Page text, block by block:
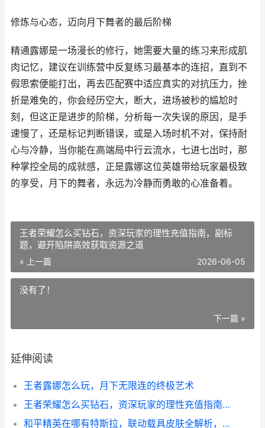
修炼与心态，迈向月下舞者的最后阶梯
精通露娜是一场漫长的修行，她需要大量的练习来形成肌
肉记忆，建议在训练营中反复练习最基本的连招，直到不
假思索便能打出，再去匹配赛中适应真实的对抗压力，挫
折是难免的，你会经历空大，断大，进场被秒的尴尬时
刻，但这正是进步的阶梯，分析每一次失误的原因，是手
速慢了，还是标记判断错误，或是入场时机不对，保持耐
心与冷静，当你能在高端局中行云流水，七进七出时，那
种掌控全局的成就感，正是露娜这位英雄带给玩家最极致
的享受，月下的舞者，永远为冷静而勇敢的心准备着。
王者荣耀怎么买钻石，资深玩家的理性充值指南，副标
题，避开陷阱高效获取资源之道
« 上一篇 2026-06-05
没有了！
下一篇 »
延伸阅读
王者露娜怎么玩，月下无限连的终极艺术
王者荣耀怎么买钻石，资深玩家的理性充值指南，副标题，避开陷阱高效获取资源之道
和平精英在哪有特斯拉，联动载具皮肤全解析，副标题，揭秘特斯拉的虚拟战场坐标